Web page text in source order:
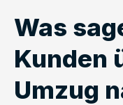
Was
Kunden
Umzug